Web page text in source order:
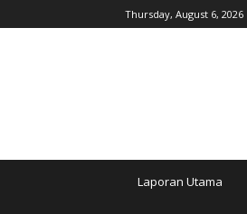
Thursday, August 6, 2026
Laporan Utama